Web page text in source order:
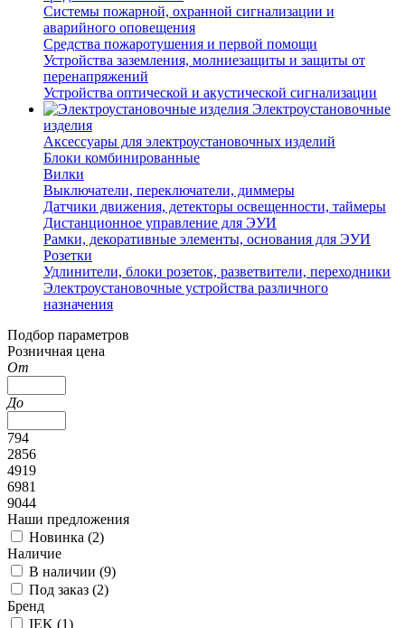
Системы пожарной, охранной сигнализации и
аварийного оповещения
Средства пожаротушения и первой помощи
Устройства заземления, молниезащиты и защиты от
перенапряжений
Устройства оптической и акустической сигнализации
Электроустановочные
изделия
Аксессуары для электроустановочных изделий
Блоки комбинированные
Вилки
Выключатели, переключатели, диммеры
Датчики движения, детекторы освещенности, таймеры
Дистанционное управление для ЭУИ
Рамки, декоративные элементы, основания для ЭУИ
Розетки
Удлинители, блоки розеток, разветвители, переходники
Электроустановочные устройства различного
назначения
Подбор параметров
Розничная цена
От
До
794
2856
4919
6981
9044
Наши предложения
Новинка (2)
Наличие
В наличии (9)
Под заказ (2)
Бренд
IEK (1)